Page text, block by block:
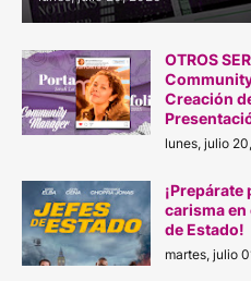
OTROS
Creación
lunes, julio
¡Prepárate
carisma
de Estado!
martes, julio